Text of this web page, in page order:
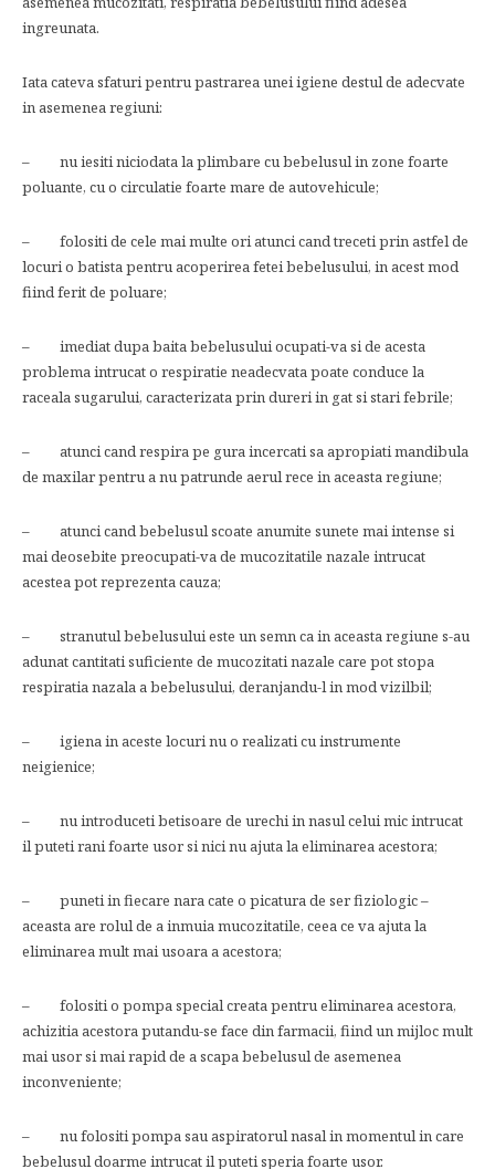
ingreunata.
Iata cateva sfaturi pentru pastrarea unei igiene destul de adecvate
in asemenea regiuni:
– nu iesiti niciodata la plimbare cu bebelusul in zone foarte
poluante, cu o circulatie foarte mare de autovehicule;
– folositi de cele mai multe ori atunci cand treceti prin astfel de
locuri o batista pentru acoperirea fetei bebelusului, in acest mod
fiind ferit de poluare;
– imediat dupa baita bebelusului ocupati-va si de acesta
problema intrucat o respiratie neadecvata poate conduce la
raceala sugarului, caracterizata prin dureri in gat si stari febrile;
– atunci cand respira pe gura incercati sa apropiati mandibula
de maxilar pentru a nu patrunde aerul rece in aceasta regiune;
– atunci cand bebelusul scoate anumite sunete mai intense si
mai deosebite preocupati-va de mucozitatile nazale intrucat
acestea pot reprezenta cauza;
– stranutul bebelusului este un semn ca in aceasta regiune s-au
adunat cantitati suficiente de mucozitati nazale care pot stopa
respiratia nazala a bebelusului, deranjandu-l in mod vizilbil;
– igiena in aceste locuri nu o realizati cu instrumente
neigienice;
– nu introduceti betisoare de urechi in nasul celui mic intrucat
il puteti rani foarte usor si nici nu ajuta la eliminarea acestora;
– puneti in fiecare nara cate o picatura de ser fiziologic –
aceasta are rolul de a inmuia mucozitatile, ceea ce va ajuta la
eliminarea mult mai usoara a acestora;
– folositi o pompa special creata pentru eliminarea acestora,
achizitia acestora putandu-se face din farmacii, fiind un mijloc mult
mai usor si mai rapid de a scapa bebelusul de asemenea
inconveniente;
– nu folositi pompa sau aspiratorul nasal in momentul in care
bebelusul doarme intrucat il puteti speria foarte usor.